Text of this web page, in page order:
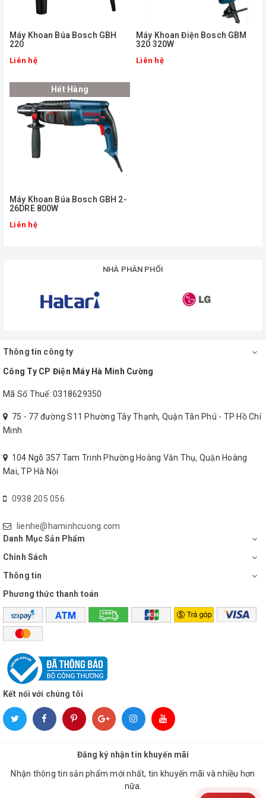
Máy Khoan Búa Bosch GBH
220
Liên hệ
Máy Khoan Điện Bosch GBM
320 320W
Liên hệ
Hết Hàng
Máy Khoan Búa Bosch GBH 2-
26DRE 800W
Liên hệ
NHÀ PHÂN PHỐI
Thông tin công ty
Công Ty CP Điện Máy Hà Minh Cường
Mã Số Thuế: 0318629350
75 - 77 đường S11 Phường Tây Thạnh, Quận Tân Phú - TP Hồ Chí
Minh
104 Ngõ 357 Tam Trinh Phường Hoàng Văn Thụ, Quận Hoàng
Mai, TP Hà Nội
0938 205 056
lienhe@haminhcuong.com
Danh Mục Sản Phẩm
Chính Sách
Thông tin
Phương thức thanh toán
Kết nối với chúng tôi
Đăng ký nhận tin khuyến mãi
Nhận thông tin sản phẩm mới nhất, tin khuyến mãi và nhiều hơn
nữa.